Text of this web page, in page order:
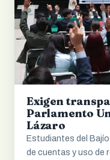
Exigen
Parlamento
Lázaro
Estudiantes del
de cuentas y uso de